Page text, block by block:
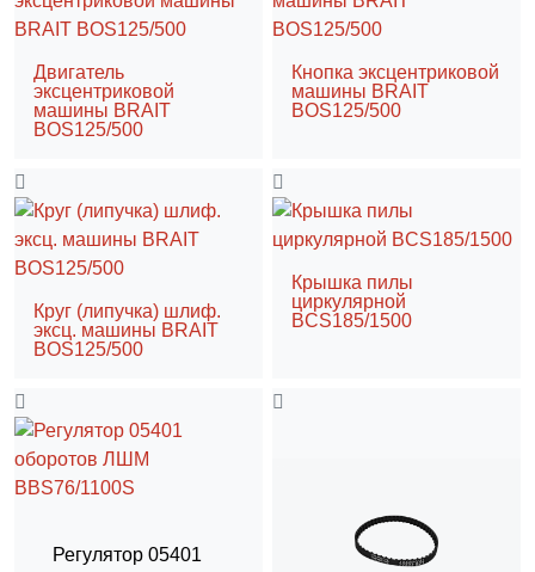
Двигатель
эксцентриковой
машины BRAIT
BOS125/500
Кнопка эксцентриковой
машины BRAIT
BOS125/500
Круг (липучка) шлиф.
эксц. машины BRAIT
BOS125/500
Крышка пилы
циркулярной
BCS185/1500
Регулятор 05401